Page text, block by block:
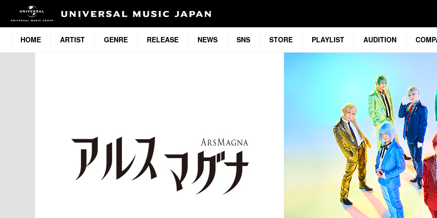
HOME ARTIST GENRE RELEASE NEWS SNS STORE PLAYLIST AUDITION